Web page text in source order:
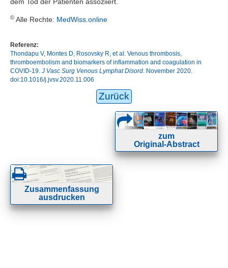
© Alle Rechte: MedWiss.online
Referenz:
Thondapu V, Montes D, Rosovsky R, et al. Venous thrombosis,
thromboembolism and biomarkers of inflammation and coagulation in
COVID-19. J Vasc Surg Venous Lymphat Disord. November 2020.
doi:10.1016/j.jvsv.2020.11.006
Zurück
zum
Original-Abstract
Zusammenfassung
ausdrucken